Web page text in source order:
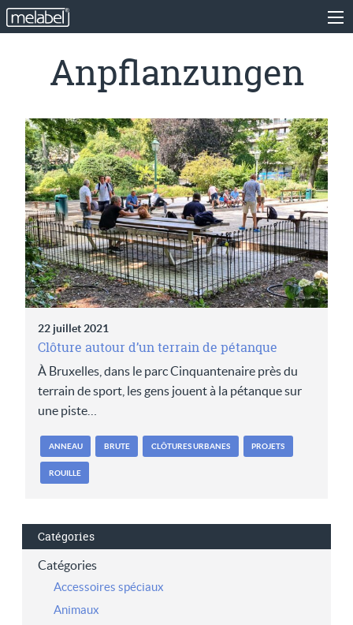
Anpflanzungen
22 juillet 2021
Clôture autour d’un terrain de pétanque
À Bruxelles, dans le parc Cinquantenaire près du
terrain de sport, les gens jouent à la pétanque sur
une piste…
ANNEAU BRUTE CLÔTURES URBANES PROJETS
ROUILLE
Catégories
Catégories
Accessoires spéciaux
Animaux